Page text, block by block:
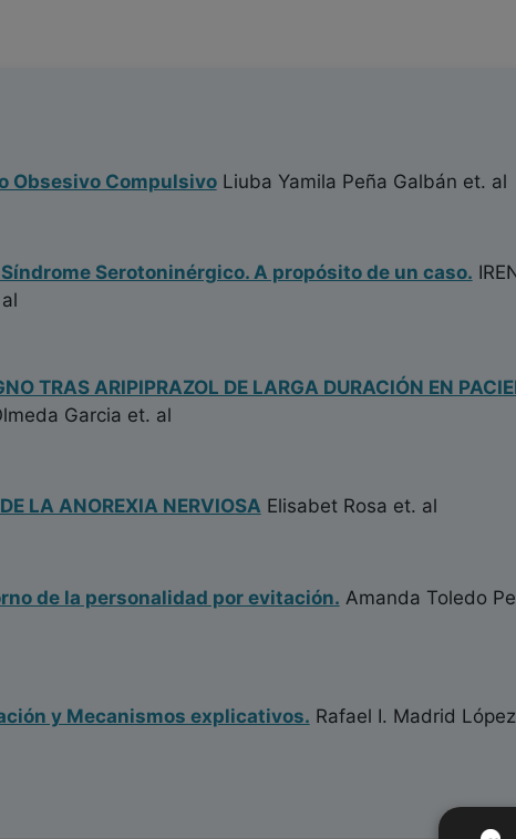
Obsesivo CompulsivoLiuba Yamila Peña Galbán et. al
Serotoninérgico. A propósito de un caso.
TRAS ARIPIPRAZOL DE LARGA DURACIÓN EN
Garcia et. al
LA ANOREXIA NERVIOSA Elisabet Rosa et. al
de la personalidad por evitación. Amanda Toledo
y Mecanismos explicativos. Rafael I. Madrid López